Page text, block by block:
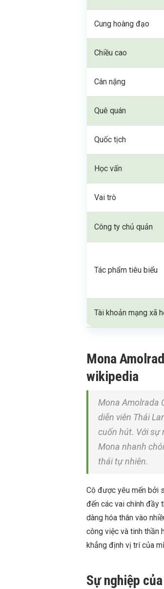
Cung hoàng đạo
Chiều cao
Cân nặng
Quê quán
Quốc tịch
Học vấn
Vai trò
Công ty chủ quản
Tác phẩm tiêu biểu
Tài khoản mạng xã
Mona
wikipedia
Mona Amolrada
diễn viên Thái
cuốn hút. Với sự
Mona nhanh
thái tự nhiên.
Cô được yêu mến bởi
đến các vai chính đầy
dàng hóa thân vào
công việc và tinh thần
khẳng định vị trí của
Sự nghiệp